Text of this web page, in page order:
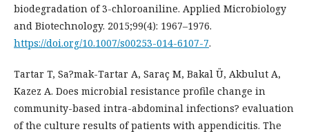
biodegradation of 3-chloroaniline. Applied Microbiology
and Biotechnology. 2015;99(4): 1967–1976.
https://doi.org/10.1007/s00253-014-6107-7.
Tartar T, Sa?mak-Tartar A, Saraç M, Bakal Ü, Akbulut A,
Kazez A. Does microbial resistance profile change in
community-based intra-abdominal infections? evaluation
of the culture results of patients with appendicitis. The